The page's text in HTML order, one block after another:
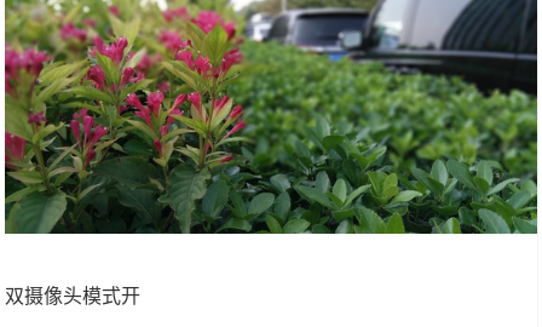
双摄像头模式开